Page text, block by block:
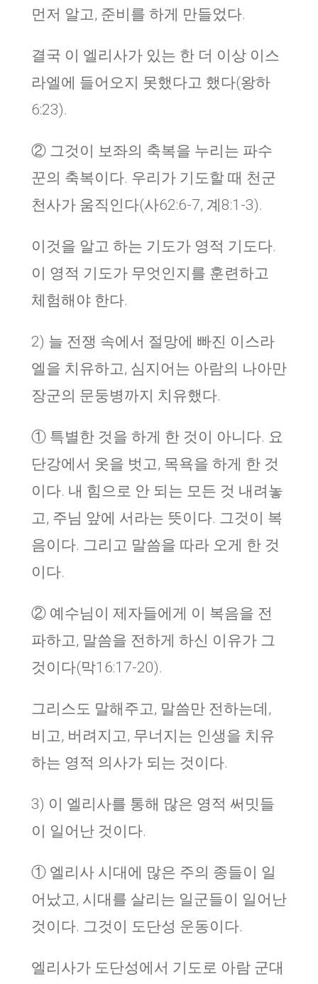
먼저 알고, 준비를 하게 만들었다.
결국 이 엘리사가 있는 한 더 이상 이스
라엘에 들어오지 못했다고 했다(왕하
6:23).
② 그것이 보좌의 축복을 누리는 파수
꾼의 축복이다. 우리가 기도할 때 천군
천사가 움직인다(사62:6-7, 계8:1-3).
이것을 알고 하는 기도가 영적 기도다.
이 영적 기도가 무엇인지를 훈련하고
체험해야 한다.
2) 늘 전쟁 속에서 절망에 빠진 이스라
엘을 치유하고, 심지어는 아람의 나아만
장군의 문둥병까지 치유했다.
① 특별한 것을 하게 한 것이 아니다. 요
단강에서 옷을 벗고, 목욕을 하게 한 것
이다. 내 힘으로 안 되는 모든 것 내려놓
고, 주님 앞에 서라는 뜻이다. 그것이 복
음이다. 그리고 말씀을 따라 오게 한 것
이다.
② 예수님이 제자들에게 이 복음을 전
파하고, 말씀을 전하게 하신 이유가 그
것이다(막16:17-20).
그리스도 말해주고, 말씀만 전하는데,
비고, 버려지고, 무너지는 인생을 치유
하는 영적 의사가 되는 것이다.
3) 이 엘리사를 통해 많은 영적 써밋들
이 일어난 것이다.
① 엘리사 시대에 많은 주의 종들이 일
어났고, 시대를 살리는 일군들이 일어난
것이다. 그것이 도단성 운동이다.
엘리사가 도단성에서 기도로 아람 군대